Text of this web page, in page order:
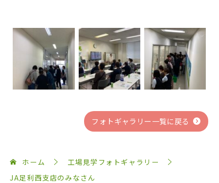
フォトギャラリー一覧に戻る
ホーム
工場見学フォトギャラリー
JA足利西支店のみなさん